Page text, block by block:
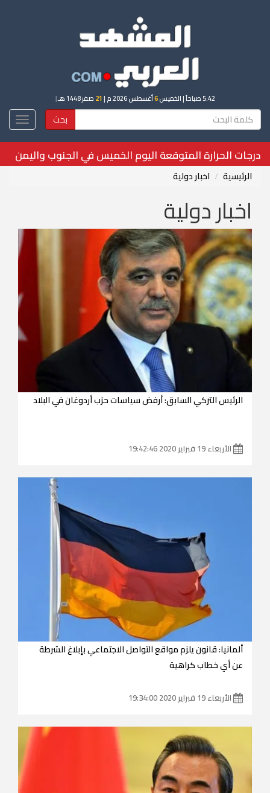
5:42 صباحاً | الخميس6أغسطس 2026 م | 21 صفر 1448 هـ |
بحث
أسعار الذهب اليوم الخميس 6-8-2026 في اليمن
الرئيسية اخبار دولية
اخبار دولية
الرئيس التركي السابق: أرفض سياسات حزب أردوغان في البلاد
الأربعاء 19 فبراير 2020 19:42:46
ألمانيا: قانون يلزم مواقع التواصل الاجتماعي بإبلاغ الشرطة
عن أي خطاب كراهية
الأربعاء 19 فبراير 2020 19:34:00